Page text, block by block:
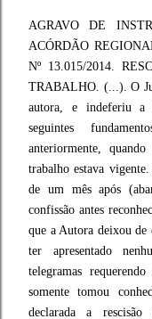
AGRAVO DE
ACÓRDÃO
Nº 13.015/2014.
TRABALHO. (...). O
autora, e indeferiu a
seguintes
anteriormente,
trabalho estava
de um mês após
confissão antes
que a Autora deixou de
ter apresentado
telegramas
somente tomou
declarada a